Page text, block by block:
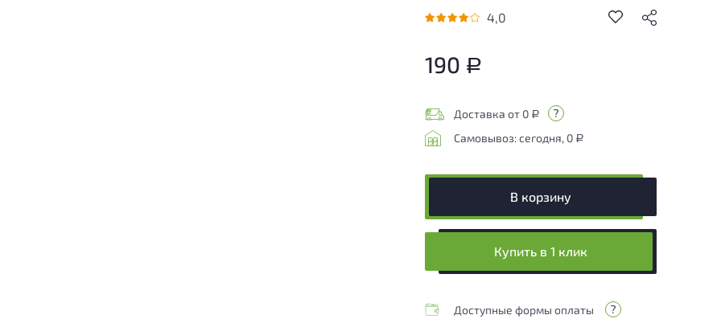
4,0
190 Р
Доставка от 0 Р
Самовывоз: сегодня, 0 Р
В корзину
Купить в 1 клик
Доступные формы оплаты